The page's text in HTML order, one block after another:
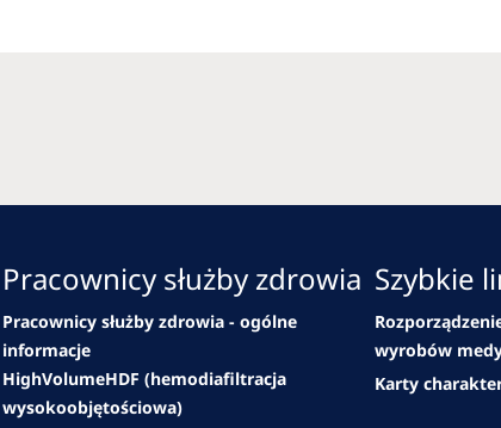
Pracownicy służby zdrowia
Pracownicy służby zdrowia - ogólne
informacje
HighVolumeHDF (hemodiafiltracja
wysokoobjętościowa)
Szybkie
wyrobów
Karty